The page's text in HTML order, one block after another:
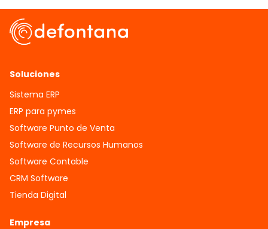
Soluciones
Sistema ERP
ERP para pymes
Software Punto de Venta
Software de Recursos Humanos
Software Contable
CRM Software
Tienda Digital
Empresa